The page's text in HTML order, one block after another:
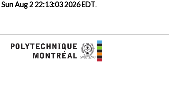
Sun Aug 2 22:13:03 2026 EDT.